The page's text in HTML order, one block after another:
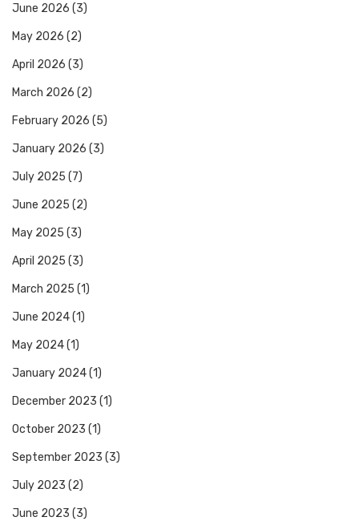
June 2026 (3)
May 2026 (2)
April 2026 (3)
March 2026 (2)
February 2026 (5)
January 2026 (3)
July 2025 (7)
June 2025 (2)
May 2025 (3)
April 2025 (3)
March 2025 (1)
June 2024(1)
May 2024(1)
January 2024(1)
December 2023 (1)
October 2023 (1)
September 2023 (3)
July 2023 (2)
June 2023 (3)